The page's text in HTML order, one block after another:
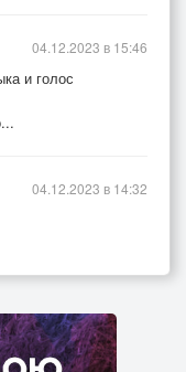
и голос
04.12.2023 в 15:46
04.12.2023 в 14:32